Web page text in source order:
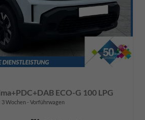
ECO-G 100 LPG
3 Wochen Vorführwagen